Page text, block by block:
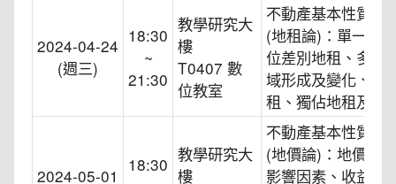
2024-04-24
(週三)
18:30
~
21:30
教學研究大
樓
T0407 數
位教室
不動產基本性質與
(地租論)：單一作
位差別地租、多作
域形成及變化、絕
租、獨佔地租及準
2024-05-01
18:30 教學研究大
樓
不動產基本性質與
(地價論)：地價的
影響因素、收益地